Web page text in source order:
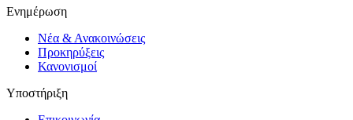
Ενημέρωση
Νέα & Ανακοινώσεις
Προκηρύξεις
Κανονισμοί
Υποστήριξη